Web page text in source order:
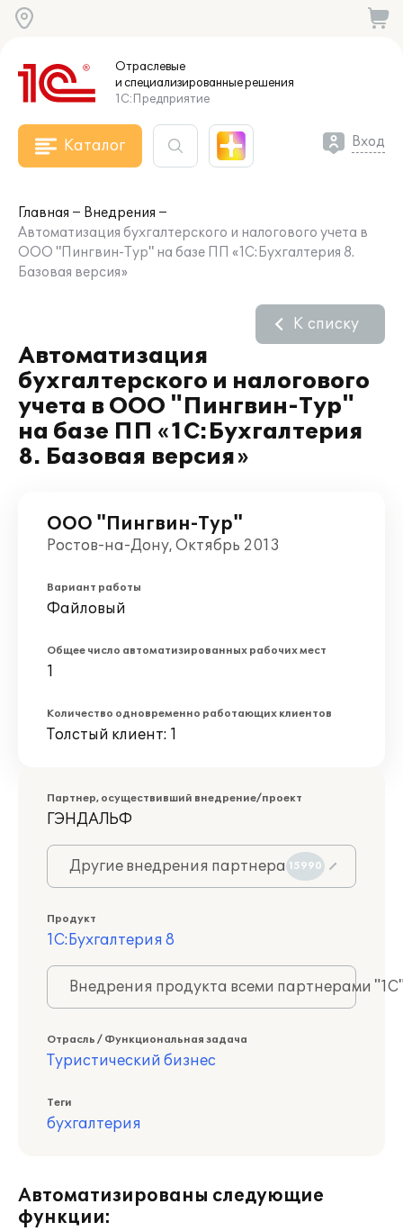
Отраслевые
и специализированныерешения
1С:Предприятие
Каталог Вход
Главная
Внедрения
Автоматизация бухгалтерского и налогового учета в
ООО "Пингвин-Тур" на базе ПП «1С:Бухгалтерия 8.
Базовая версия»
Автоматизация
бухгалтерского и налогового
учета в ООО "Пингвин-Тур"
на базе ПП «1С:Бухгалтерия
8. Базовая версия»
К списку
ООО "Пингвин-Тур"
Ростов-на-Дону, Октябрь 2013
Вариант работы
Файловый
Общее число автоматизированных рабочих мест
1
Количество одновременно работающих клиентов
Толстый клиент: 1
Партнер, осуществивший внедрение/проект
ГЭНДАЛЬФ
Другие внедрения партнера 15990
Продукт
1С:Бухгалтерия 8
Внедрения продукта всеми партнерами
Отрасль / Функциональная задача
Туристический бизнес
Теги
бухгалтерия
Автоматизированы следующие
функции: